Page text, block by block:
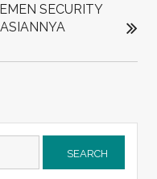
SECURITY